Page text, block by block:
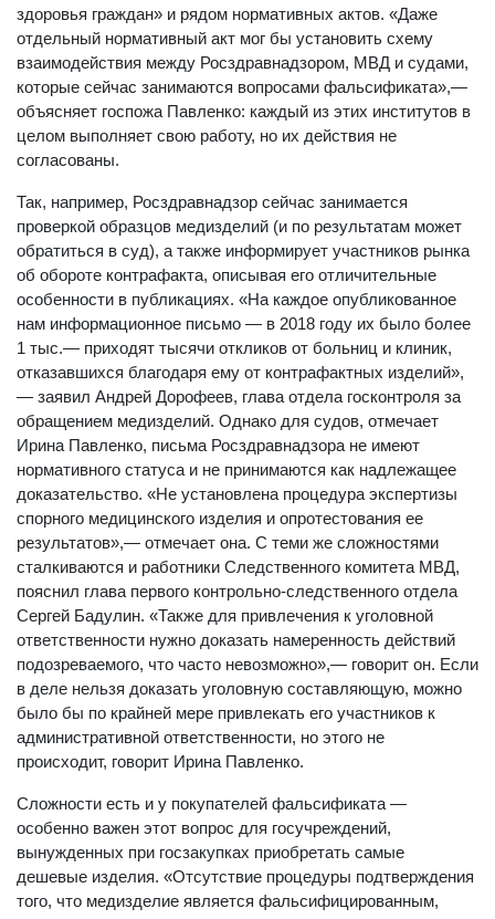
здоровья граждан» и рядом нормативных актов. «Даже
отдельный нормативный акт мог бы установить схему
взаимодействия между Росздравнадзором, МВД и судами,
которые сейчас занимаются вопросами фальсификата»,—
объясняет госпожа Павленко: каждый из этих институтов в
целом выполняет свою работу, но их действия не
согласованы.
Так, например, Росздравнадзор сейчас занимается
проверкой образцов медизделий (и по результатам может
обратиться в суд), а также информирует участников рынка
об обороте контрафакта, описывая его отличительные
особенности в публикациях. «На каждое опубликованное
нам информационное письмо — в 2018 году их было более
1 тыс.— приходят тысячи откликов от больниц и клиник,
отказавшихся благодаря ему от контрафактных изделий»,
— заявил Андрей Дорофеев, глава отдела госконтроля за
обращением медизделий. Однако для судов, отмечает
Ирина Павленко, письма Росздравнадзора не имеют
нормативного статуса и не принимаются как надлежащее
доказательство. «Не установлена процедура экспертизы
спорного медицинского изделия и опротестования ее
результатов»,— отмечает она. С теми же сложностями
сталкиваются и работники Следственного комитета МВД,
пояснил глава первого контрольно-следственного отдела
Сергей Бадулин. «Также для привлечения к уголовной
ответственности нужно доказать намеренность действий
подозреваемого, что часто невозможно»,— говорит он. Если
в деле нельзя доказать уголовную составляющую, можно
было бы по крайней мере привлекать его участников к
административной ответственности, но этого не
происходит, говорит Ирина Павленко.
Сложности есть и у покупателей фальсификата —
особенно важен этот вопрос для госучреждений,
вынужденных при госзакупках приобретать самые
дешевые изделия. «Отсутствие процедуры подтверждения
того, что медизделие является фальсифицированным,